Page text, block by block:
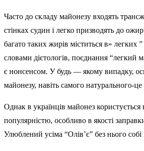
Часто до складу майонезу входять
стінках судин і легко призводять до
багато таких жирів міститься в» легких
словами дієтологів, поєднання “легкий
є нонсенсом. У будь — якому випадку,
майонезу, навіть самого натурального-
Однак в українців майонез
популярністю, особливо в якості
Улюблений усіма “Олів’є” без нього